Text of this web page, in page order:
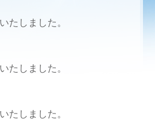
たしました。
たしました。
たしました。